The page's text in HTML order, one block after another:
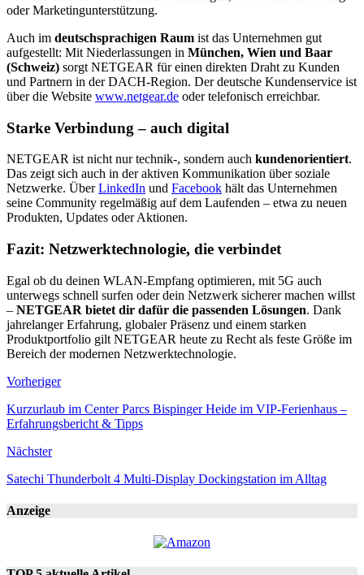
oder Marketingunterstützung.
Auch im deutschsprachigen Raum ist das Unternehmen gut
aufgestellt: Mit Niederlassungen in München, Wien und Baar
(Schweiz) sorgt NETGEAR für einen direkten Draht zu Kunden
und Partnern in der DACH-Region. Der deutsche Kundenservice ist
über die Website www.netgear.de oder telefonisch erreichbar.
Starke Verbindung – auch digital
NETGEAR ist nicht nur technik-, sondern auch kundenorientiert.
Das zeigt sich auch in der aktiven Kommunikation über soziale
Netzwerke. ÜberLinkedIn und Facebook hält das Unternehmen
seine Community regelmäßig auf dem Laufenden – etwa zu neuen
Produkten, Updates oder Aktionen.
Fazit: Netzwerktechnologie, die verbindet
Egal ob du deinen WLAN-Empfang optimieren, mit 5G auch
unterwegs schnell surfen oder dein Netzwerk sicherer machen willst
– NETGEAR bietet dir dafür die passenden Lösungen. Dank
jahrelanger Erfahrung, globaler Präsenz und einem starken
Produktportfolio gilt NETGEAR heute zu Recht als feste Größe im
Bereich der modernen Netzwerktechnologie.
Vorheriger
Kurzurlaub im Center Parcs Bispinger Heide im VIP-Ferienhaus –
Erfahrungsbericht & Tipps
Nächster
Satechi Thunderbolt 4 Multi-Display Dockingstation im Alltag
Anzeige